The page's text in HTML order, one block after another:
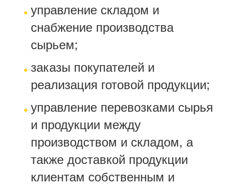
управление складом и
снабжение производства
сырьем;
заказы покупателей и
реализация готовой продукции;
управление перевозками сырья
и продукции между
производством и складом, а
также доставкой продукции
клиентам собственным и